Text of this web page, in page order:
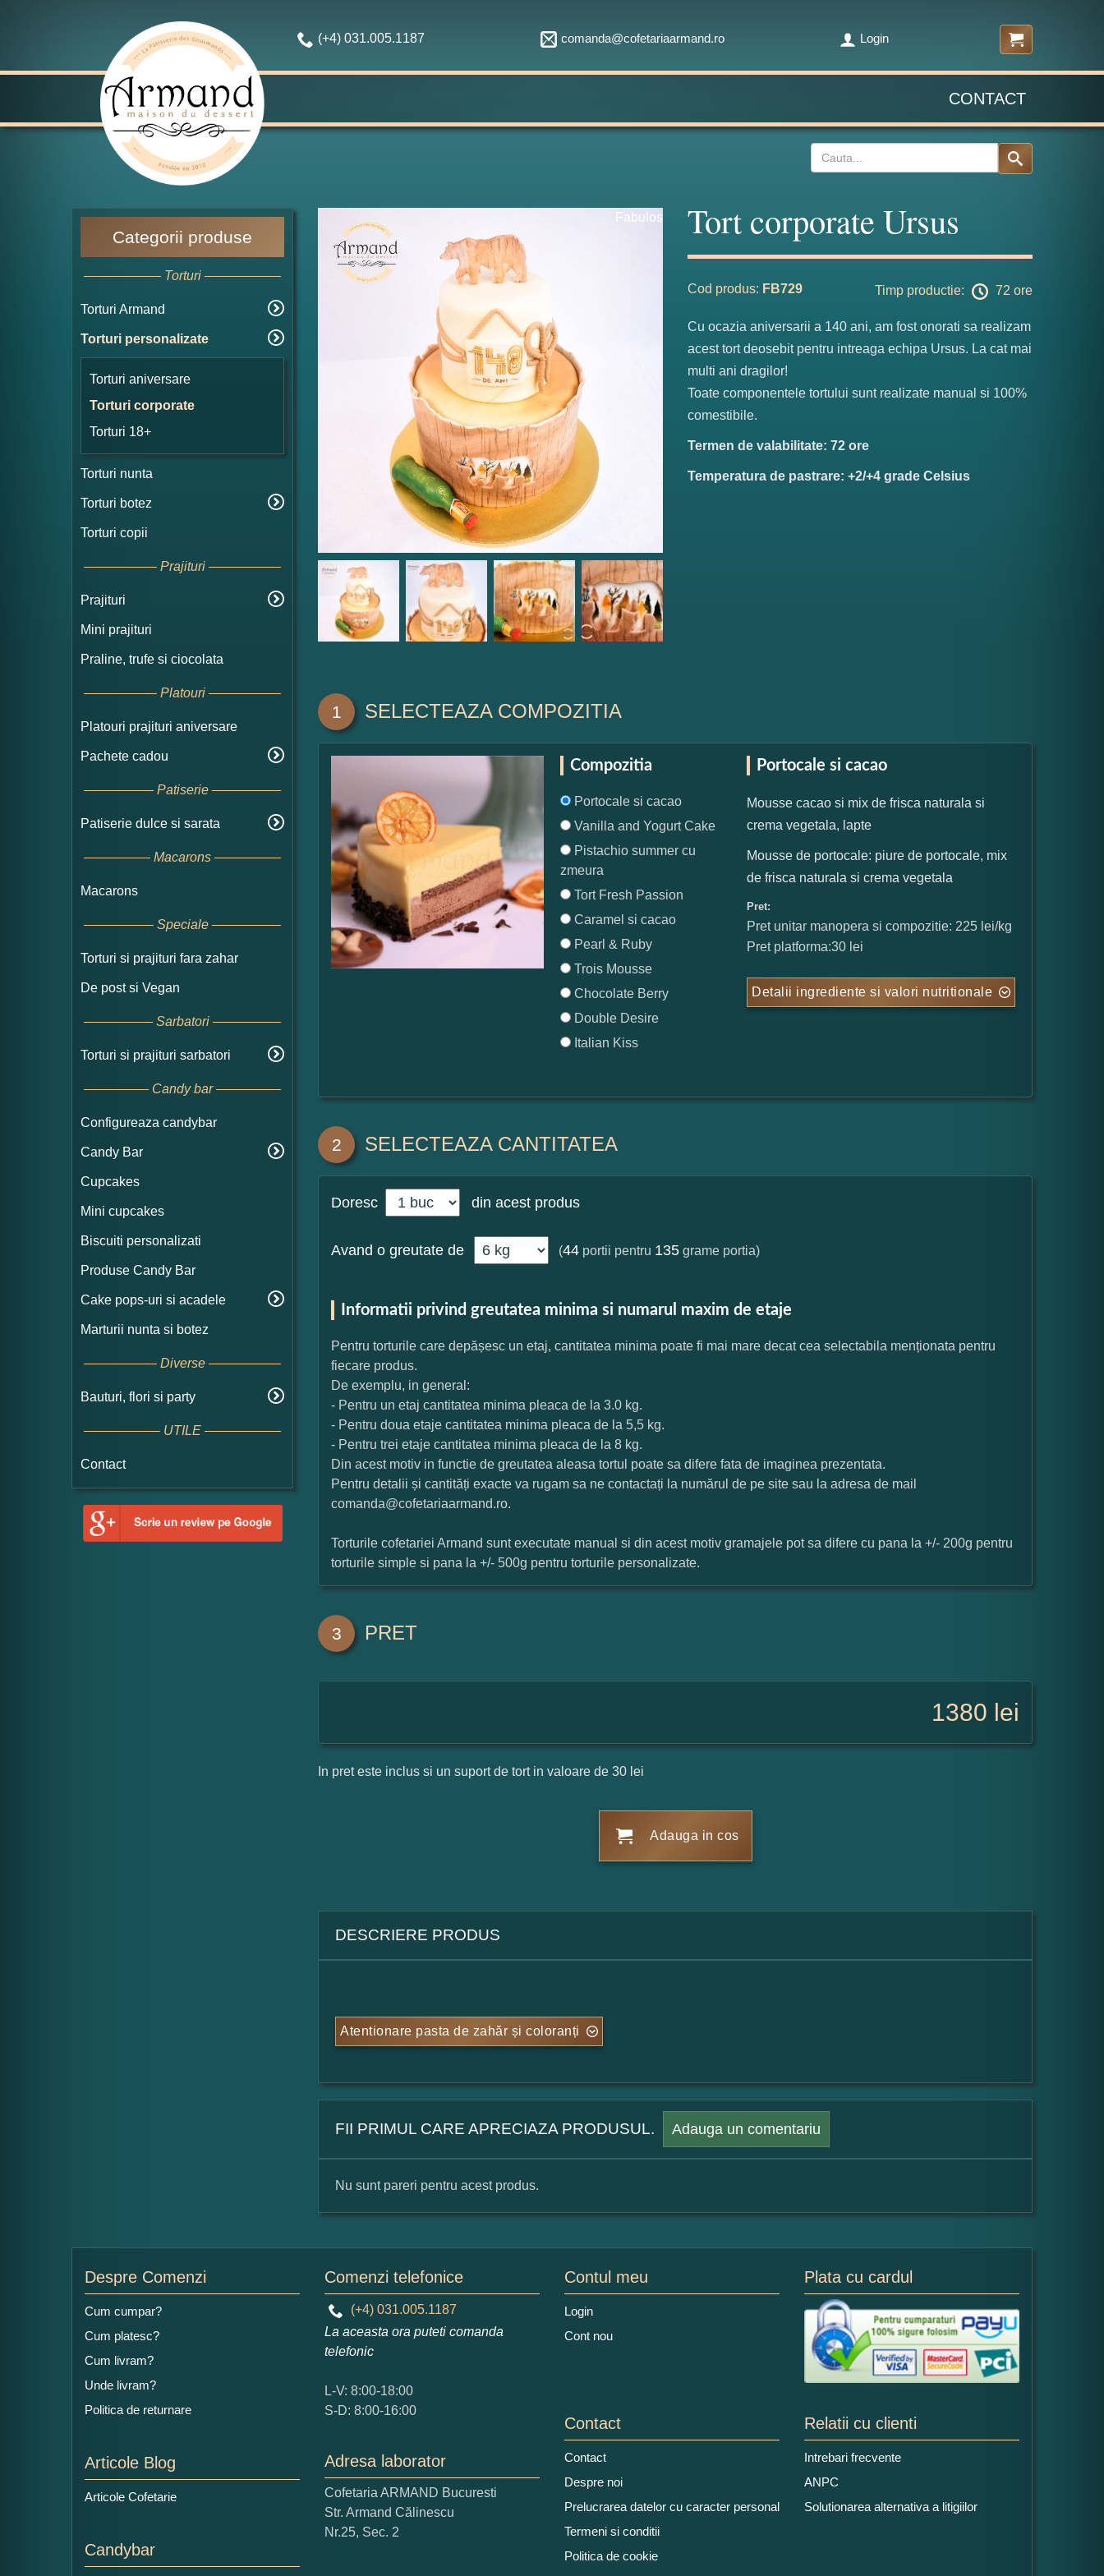
(+4) 031.005.1187 comanda@cofetariaarmand.ro Login
CONTACT
Categorii produse
Torturi
Torturi Armand
Torturi personalizate
Torturi aniversare
Torturi corporate
Torturi 18+
Torturi nunta
Torturi botez
Torturi copii
Prajituri
Prajituri
Mini prajituri
Praline, trufe si ciocolata
Platouri
Platouri prajituri aniversare
Pachete cadou
Patiserie
Patiserie dulce si sarata
Macarons
Macarons
Speciale
Torturi si prajituri fara zahar
De post si Vegan
Sarbatori
Torturi si prajituri sarbatori
Candy bar
Configureaza candybar
Candy Bar
Cupcakes
Mini cupcakes
Biscuiti personalizati
Produse Candy Bar
Cake pops-uri si acadele
Marturii nunta si botez
Diverse
Bauturi, flori si party
UTILE
Contact
Fabulos Tort corporate Ursus
Cod produs: FB729 Timp productie: 72 ore
Cu ocazia aniversarii a 140 ani, am fost onorati sa realizam
acest tort deosebit pentru intreaga echipa Ursus. La cat mai
multi ani dragilor!
Toate componentele tortului sunt realizate manual si 100%
comestibile.
Termen de valabilitate: 72 ore
Temperatura de pastrare: +2/+4 grade Celsius
1 SELECTEAZA COMPOZITIA
Compozitia
Portocale si cacao
Vanilla and Yogurt Cake
Pistachio summer cu
zmeura
Tort Fresh Passion
Caramel si cacao
Pearl & Ruby
Trois Mousse
Chocolate Berry
Double Desire
Italian Kiss
Portocale si cacao
Mousse cacao si mix de frisca naturala si
crema vegetala, lapte
Mousse de portocale: piure de portocale, mix
de frisca naturala si crema vegetala
Pret:
Pret unitar manopera si compozitie: 225 lei/kg
Pret platforma:30 lei
Detalii ingrediente si valori nutritionale
2 SELECTEAZA CANTITATEA
Doresc din acest produs
Avand o greutate de (44 portii pentru 135 grame portia)
Informatii privind greutatea minima si numarul maxim de etaje
Pentru torturile care depășesc un etaj, cantitatea minima poate fi mai mare decat cea selectabila menționata pentru
fiecare produs.
De exemplu, in general:
- Pentru un etaj cantitatea minima pleaca de la 3.0 kg.
- Pentru doua etaje cantitatea minima pleaca de la 5,5 kg.
- Pentru trei etaje cantitatea minima pleaca de la 8 kg.
Din acest motiv in functie de greutatea aleasa tortul poate sa difere fata de imaginea prezentata.
Pentru detalii și cantități exacte va rugam sa ne contactați la numărul de pe site sau la adresa de mail
comanda@cofetariaarmand.ro.
Torturile cofetariei Armand sunt executate manual si din acest motiv gramajele pot sa difere cu pana la +/- 200g pentru
torturile simple si pana la +/- 500g pentru torturile personalizate.
3 PRET
1380 lei
In pret este inclus si un suport de tort in valoare de 30 lei
Adauga in cos
DESCRIERE PRODUS
Atentionare pasta de zahăr și coloranți
FII PRIMUL CARE APRECIAZA PRODUSUL. Adauga un comentariu
Numele dumneavoastra:
Adaugati o parere despre acest produs:
Ce nota acordati acestui produs?
1 2 3 4
Nu tocmai bun
Nu sunt pareri pentru acest produs.
Despre Comenzi
Cum cumpar?
Cum platesc?
Cum livram?
Unde livram?
Politica de returnare
Articole Blog
Articole Cofetarie
Candybar
Comenzi telefonice
(+4) 031.005.1187
La aceasta ora puteti comanda
telefonic
L-V: 8:00-18:00
S-D: 8:00-16:00
Adresa laborator
Cofetaria ARMAND Bucuresti
Str. Armand Călinescu
Nr.25, Sec. 2
Contul meu
Login
Cont nou
Plata cu cardul
Contact
Contact
Despre noi
Prelucrarea datelor cu caracter personal
Termeni si conditii
Politica de cookie
Relatii cu clienti
Intrebari frecvente
ANPC
Solutionarea alternativa a litigiilor